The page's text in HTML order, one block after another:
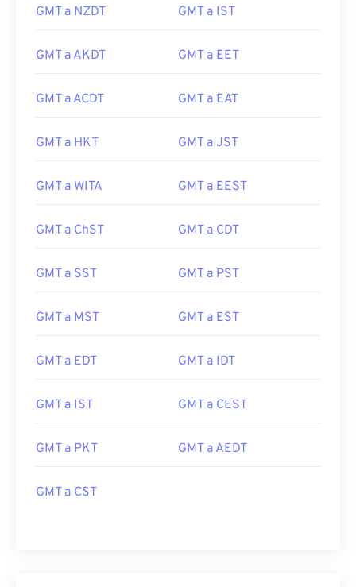
GMT a NZDT GMT a IST
GMT a AKDT GMT a EET
GMT a ACDT GMT a EAT
GMT a HKT GMT a JST
GMT a WITA GMT a EEST
GMT a ChST GMT a CDT
GMT a SST GMT a PST
GMT a MST GMT a EST
GMT a EDT GMT a IDT
GMT a IST GMT a CEST
GMT a PKT GMT a AEDT
GMT a CST